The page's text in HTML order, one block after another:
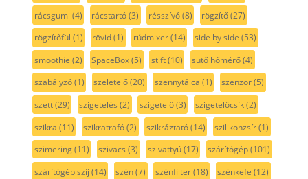
rácsgumi (4) rácstartó(3) résszívó(8) rögzítő(27)
rögzítőfül (1) rövid(1) rúdmixer(14) side by side (53)
smoothie (2) SpaceBox(5) stift(10) sutő hőmérő(4)
szabályzó(1) szeletelő(20) szennytálca (1) szenzor(5)
szett(29) szigetelés (2) szigetelő(3) szigetelőcsík(2)
szikra (11) szikratrafó(2) szikráztató(14) szilikonzsír(1)
szimering(11) szivacs (3) szivattyú(17) szárítógép(101)
szárítógép szíj (14) szén(7) szénfilter(18) szénkefe (12)